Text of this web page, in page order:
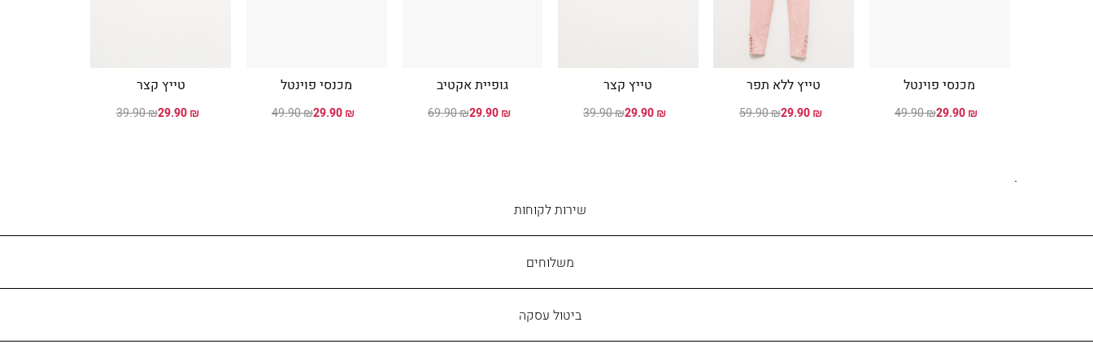
מכנסי פוינטל
₪ 29.90
₪ 49.90
טייץ ללא תפר
₪ 29.90
₪ 59.90
טייץ קצר
₪ 29.90
₪ 39.90
גופיית אקטיב
₪ 29.90
₪ 69.90
מכנסי פוינטל
₪ 29.90
₪ 49.90
טייץ קצר
₪ 29.90
₪ 39.90
.
שירות
לקוחות
שירות לקוחות
משלוחים
ביטול עסקה